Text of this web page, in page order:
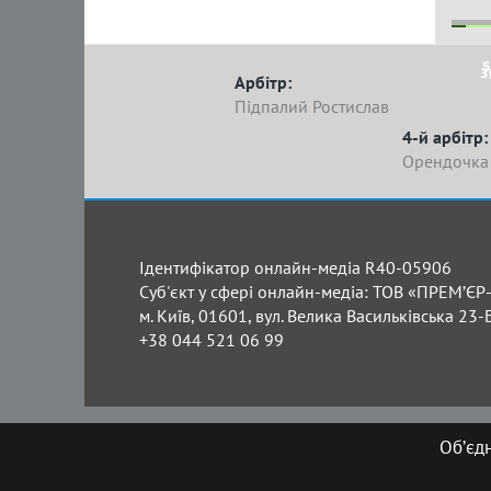
Арбітр:
Підпалий Ростислав
4-й арбітр:
Ідентифікатор онлайн-медіа R40-05906
Суб'єкт у сфері онлайн-медіа: ТОВ
м. Київ, 01601, вул. Велика Васильківська 23-
+38 044 521 06 99